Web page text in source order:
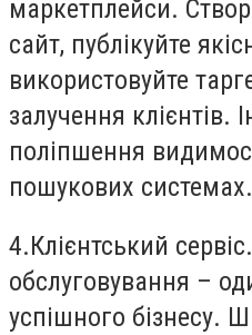
маркетплейси.
сайт, публікуйте
використовуйте
залучення клієнтів.
поліпшення
пошукових системах.
4.Клієнтський сервіс
обслуговування –
успішного бізнесу.